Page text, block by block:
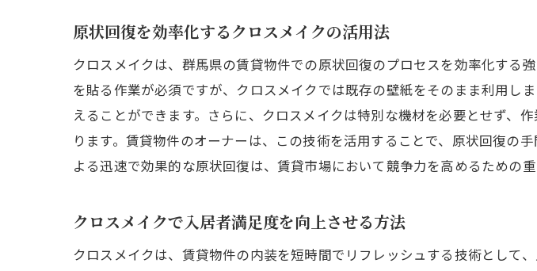
将来の賃貸市場を見据え
クロスメイクと最新技
原状回復を効率化するクロスメイクの活用法
クロスメイクは、群馬県の賃貸物件での原状回復のプロセスを効率化する
を貼る作業が必須ですが、クロスメイクでは既存の壁紙をそのまま利用し
えることができます。さらに、クロスメイクは特別な機材を必要とせず、
ります。賃貸物件のオーナーは、この技術を活用することで、原状回復の
よる迅速で効果的な原状回復は、賃貸市場において競争力を高めるための重
クロスメイクで入居者満足度を向上させる方法
クロスメイクは、賃貸物件の内装を短時間でリフレッシュする技術として